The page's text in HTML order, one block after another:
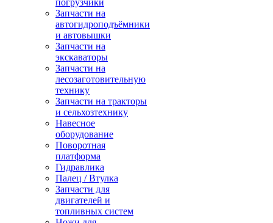
погрузчики
Запчасти на
автогидроподъёмники
и автовышки
Запчасти на
экскаваторы
Запчасти на
лесозаготовительную
технику
Запчасти на тракторы
и сельхозтехнику
Навесное
оборудование
Поворотная
платформа
Гидравлика
Палец / Втулка
Запчасти для
двигателей и
топливных систем